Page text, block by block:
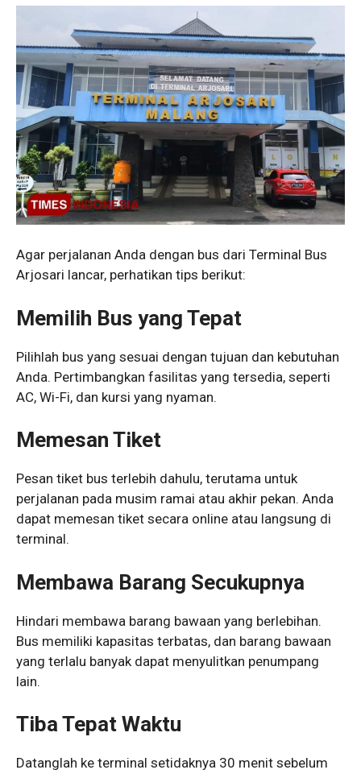
Agar perjalanan Anda dengan bus dari Terminal Bus
Arjosari lancar, perhatikan tips berikut:
Memilih Bus yang Tepat
Pilihlah bus yang sesuai dengan tujuan dan kebutuhan
Anda. Pertimbangkan fasilitas yang tersedia, seperti
AC, Wi-Fi, dan kursi yang nyaman.
Memesan Tiket
Pesan tiket bus terlebih dahulu, terutama untuk
perjalanan pada musim ramai atau akhir pekan. Anda
dapat memesan tiket secara online atau langsung di
terminal.
Membawa Barang Secukupnya
Hindari membawa barang bawaan yang berlebihan.
Bus memiliki kapasitas terbatas, dan barang bawaan
yang terlalu banyak dapat menyulitkan penumpang
lain.
Tiba Tepat Waktu
Datanglah ke terminal setidaknya 30 menit sebelum